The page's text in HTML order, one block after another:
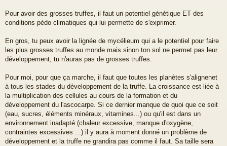
g
Pour avoir des grosses truffes, il faut un potentiel génétique ET des
conditions pédo climatiques qui lui permette de s'exprimer.
En gros, tu peux avoir la lignée de mycélieum qui a le potentiel pour faire
les plus grosses truffes au monde mais sinon ton sol ne permet pas leur
développement, tu n'auras pas de grosses truffes.
Pour moi, pour que ça marche, il faut que toutes les planètes s'alignenet
à tous les stades du développement de la truffe. La croissance est liée à
la multiplication des cellules au cours de la formation et du
développement du l'ascocarpe. Si ce dernier manque de quoi que ce soit
(eau, sucres, éléments minéraux, vitamines...) ou qu'il est dans un
environnement inadapté (chaleur excessive, manque d'oxygène,
contraintes excessives ...) il y aura à moment donné un problème de
développement et la truffe ne grandira pas comme il faut. Sa taille sera